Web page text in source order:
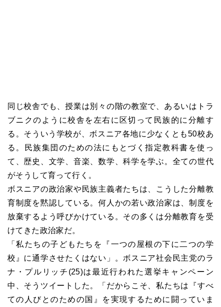
同じ校舎でも、授業は別々の階の教室で、あるいはトラ
ブニクのように校舎を左右に区切って民族的に分離す
る。そういう学校が、ボスニア各地に少なくとも50校あ
る。民族集団のための法にもとづく指定教科書を使っ
て、歴史、文学、音楽、数学、科学を学ぶ。全ての世代
がそうして育って行く。
ボスニアの政治家や民族主義者たちは、こうした分離教
育制度を黙認している。何人かの若い政治家は、制度を
放棄するよう呼びかけている。その多くは分離教育を受
けてきた政治家だ。
「私たちの子どもたちを『一つの屋根の下に二つの学
校』に通学させたくはない」。ボスニア社会民主党のラ
ナ・プルリッチ(25)は最近行われた選挙キャンペーン
中、そうツイートした。「だからこそ、私たちは『すべ
ての人びとのための国』を実現するために闘っていま